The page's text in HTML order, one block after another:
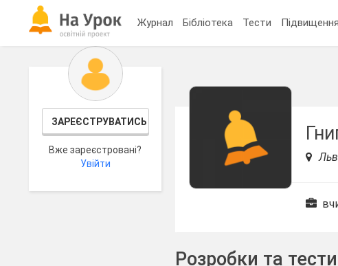
Журнал Бібліотека Тести Підвищення
ЗАРЕЄСТРУВАТИСЬ
Вже зареєстровані?
Увійти
Розробки та тести